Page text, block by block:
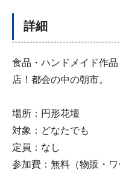
詳細
食品・ハンドメイド作
店！都会の中の朝市。
場所：円形花壇
対象：どなたでも
定員：なし
参加費：無料（物販・